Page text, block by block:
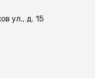
ул., д. 15